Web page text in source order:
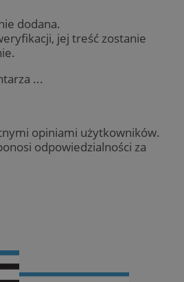
dodana.
jej treść zostanie
...
opiniami użytkowników.
odpowiedzialności za